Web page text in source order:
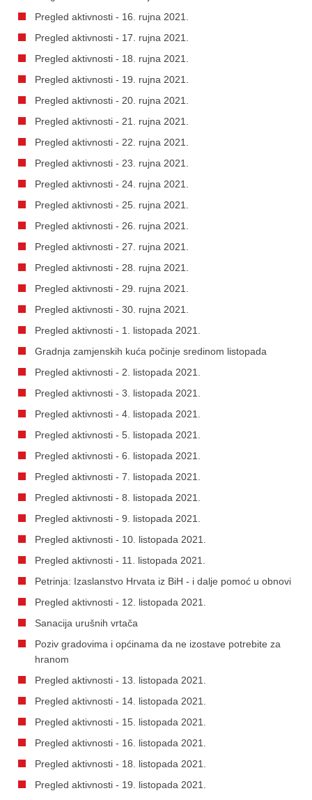
Pregled aktivnosti - 16. rujna 2021.
Pregled aktivnosti - 17. rujna 2021.
Pregled aktivnosti - 18. rujna 2021.
Pregled aktivnosti - 19. rujna 2021.
Pregled aktivnosti - 20. rujna 2021.
Pregled aktivnosti - 21. rujna 2021.
Pregled aktivnosti - 22. rujna 2021.
Pregled aktivnosti - 23. rujna 2021.
Pregled aktivnosti - 24. rujna 2021.
Pregled aktivnosti - 25. rujna 2021.
Pregled aktivnosti - 26. rujna 2021.
Pregled aktivnosti - 27. rujna 2021.
Pregled aktivnosti - 28. rujna 2021.
Pregled aktivnosti - 29. rujna 2021.
Pregled aktivnosti - 30. rujna 2021.
Pregled aktivnosti - 1. listopada 2021.
Gradnja zamjenskih kuća počinje sredinom listopada
Pregled aktivnosti - 2. listopada 2021.
Pregled aktivnosti - 3. listopada 2021.
Pregled aktivnosti - 4. listopada 2021.
Pregled aktivnosti - 5. listopada 2021.
Pregled aktivnosti - 6. listopada 2021.
Pregled aktivnosti - 7. listopada 2021.
Pregled aktivnosti - 8. listopada 2021.
Pregled aktivnosti - 9. listopada 2021.
Pregled aktivnosti - 10. listopada 2021.
Pregled aktivnosti - 11. listopada 2021.
Petrinja: Izaslanstvo Hrvata iz BiH - i dalje pomoć u obnovi
Pregled aktivnosti - 12. listopada 2021.
Sanacija urušnih vrtača
Poziv gradovima i općinama da ne izostave potrebite za
hranom
Pregled aktivnosti - 13. listopada 2021.
Pregled aktivnosti - 14. listopada 2021.
Pregled aktivnosti - 15. listopada 2021.
Pregled aktivnosti - 16. listopada 2021.
Pregled aktivnosti - 18. listopada 2021.
Pregled aktivnosti - 19. listopada 2021.